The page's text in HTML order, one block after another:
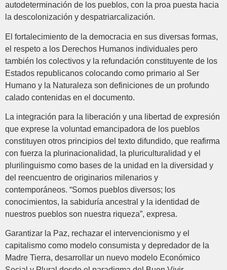
autodeterminación de los pueblos, con la proa puesta hacia
la descolonización y despatriarcalización.
El fortalecimiento de la democracia en sus diversas formas,
el respeto a los Derechos Humanos individuales pero
también los colectivos y la refundación constituyente de los
Estados republicanos colocando como primario al Ser
Humano y la Naturaleza son definiciones de un profundo
calado contenidas en el documento.
La integración para la liberación y una libertad de expresión
que exprese la voluntad emancipadora de los pueblos
constituyen otros principios del texto difundido, que reafirma
con fuerza la plurinacionalidad, la pluriculturalidad y el
plurilinguismo como bases de la unidad en la diversidad y
del reencuentro de originarios milenarios y
contemporáneos. “Somos pueblos diversos; los
conocimientos, la sabiduría ancestral y la identidad de
nuestros pueblos son nuestra riqueza”, expresa.
Garantizar la Paz, rechazar el intervencionismo y el
capitalismo como modelo consumista y depredador de la
Madre Tierra, desarrollar un nuevo modelo Económico